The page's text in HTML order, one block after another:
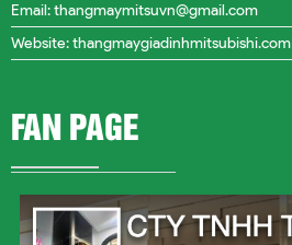
Email: thangmaymitsuvn@gmail.com
Website: thangmaygiadinhmitsubishi.com
FAN PAGE